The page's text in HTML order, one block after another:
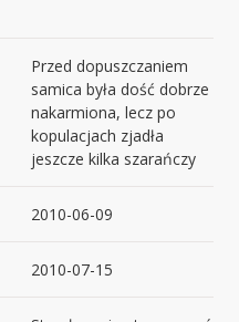
Przed dopuszczaniem
samica była dość dobrze
nakarmiona, lecz po
kopulacjach zjadła
jeszcze kilka szarańczy
2010-06-09
2010-07-15